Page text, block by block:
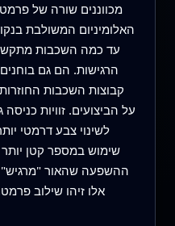
מכווננים שורה של
האלומיניום המשולבת
עד כמה השכבות
הרגישות. הם גם
קבוצות השכבות
על הביצועים. זוויות כניסה
לשינוי צבע דרמטי
שימוש במספר קטן
ההשפעה שהאור "מרגיש"
אלו זיהו שילוב